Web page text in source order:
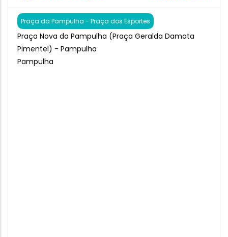
Praça da Pampulha - Praça dos Esportes
Praça Nova da Pampulha (Praça Geralda Damata
Pimentel) - Pampulha
Pampulha